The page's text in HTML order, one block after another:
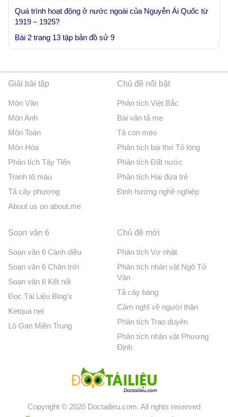
Quá trình hoạt động ở nước ngoài của Nguyễn Ái Quốc từ
1919 – 1925?
Bài 2 trang 13 tập bản đồ sử 9
Giải bài tập
Môn Văn
Môn Anh
Môn Toán
Môn Hóa
Phân tích Tây Tiến
Tranh tô màu
Tả cây phượng
About us on about.me
Chủ đề nổi bật
Phân tích Việt Bắc
Bài văn tả mẹ
Tả con mèo
Phân tích bài thơ Tỏ lòng
Phân tích Đất nước
Phân tích Hai đứa trẻ
Định hướng nghề nghiệp
Soạn văn 6
Soạn văn 6 Cánh diều
Soạn văn 6 Chân trời
Soạn văn 6 Kết nối
Đọc Tài Liệu Blog's
Ketqua net
Lô Gan Miền Trung
Chủ đề mới
Phân tích Vợ nhặt
Phân tích nhân vật Ngô Tử
Văn
Tả cây bàng
Cảm nghĩ về người thân
Phân tích Trao duyên
Phân tích nhân vật Phương
Định
Copyright © 2020 Doctailieu.com. All rights reserved